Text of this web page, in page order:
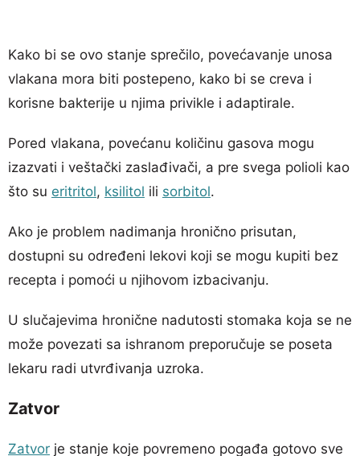
Kako bi se ovo stanje sprečilo, povećavanje unosa
vlakana mora biti postepeno, kako bi se creva i
korisne bakterije u njima privikle i adaptirale.
Pored vlakana, povećanu količinu gasova mogu
izazvati i veštački zaslađivači, a pre svega polioli kao
što su eritritol, ksilitol ili sorbitol.
Ako je problem nadimanja hronično prisutan,
dostupni su određeni lekovi koji se mogu kupiti bez
recepta i pomoći u njihovom izbacivanju.
U slučajevima hronične nadutosti stomaka koja se ne
može povezati sa ishranom preporučuje se poseta
lekaru radi utvrđivanja uzroka.
Zatvor
Zatvor je stanje koje povremeno pogađa gotovo sve